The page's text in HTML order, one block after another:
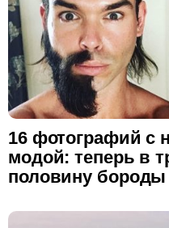
16 фотографий с
модой: теперь в
половину бороды